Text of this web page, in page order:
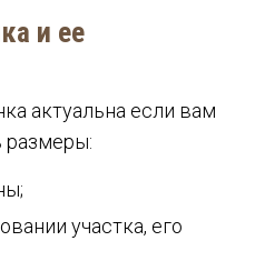
и ее
актуальна если вам
размеры:
участка, его